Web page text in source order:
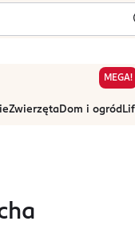
MEGA!
ZwierzętaDom i ogród